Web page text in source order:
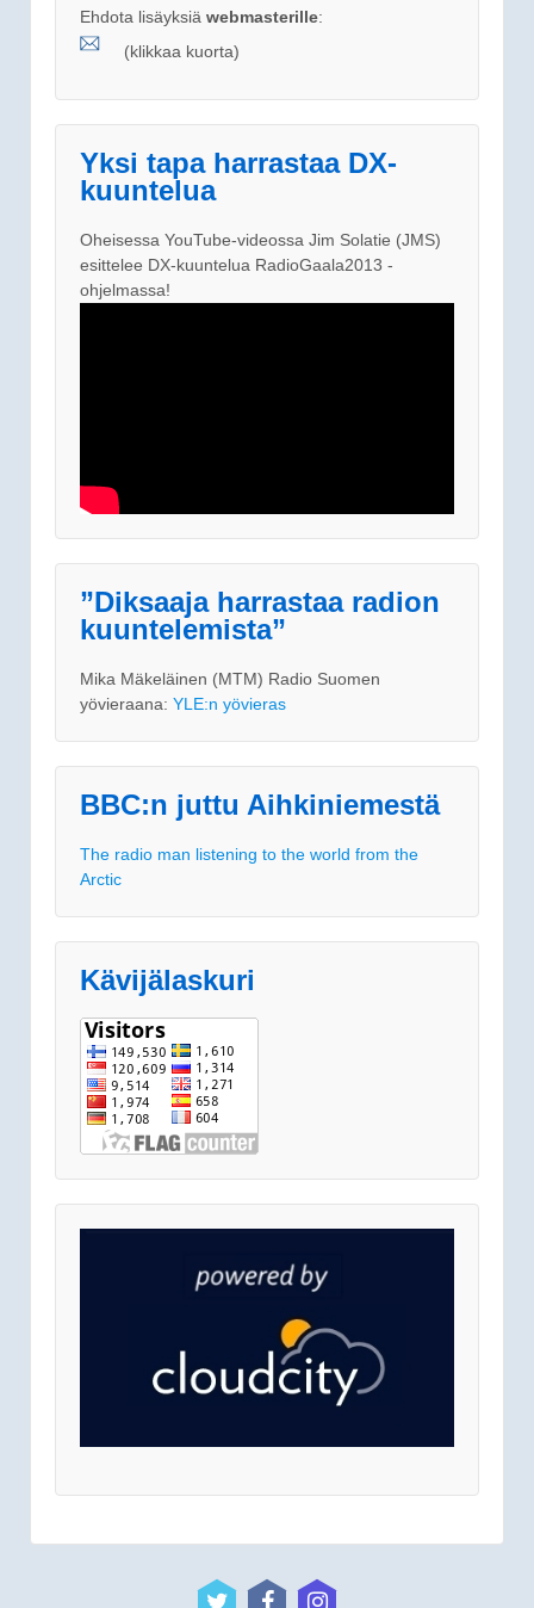
Ehdota lisäyksiä webmasterille:
(klikkaa kuorta)
Yksi tapa harrastaa DX-
kuuntelua
Oheisessa YouTube-videossa Jim Solatie (JMS)
esittelee DX-kuuntelua RadioGaala2013 -
ohjelmassa!
”Diksaaja harrastaa radion
kuuntelemista”
Mika Mäkeläinen (MTM) Radio Suomen
yövieraana: YLE:n yövieras
BBC:n juttu Aihkiniemestä
The radio man listening to the world from the
Arctic
Kävijälaskuri